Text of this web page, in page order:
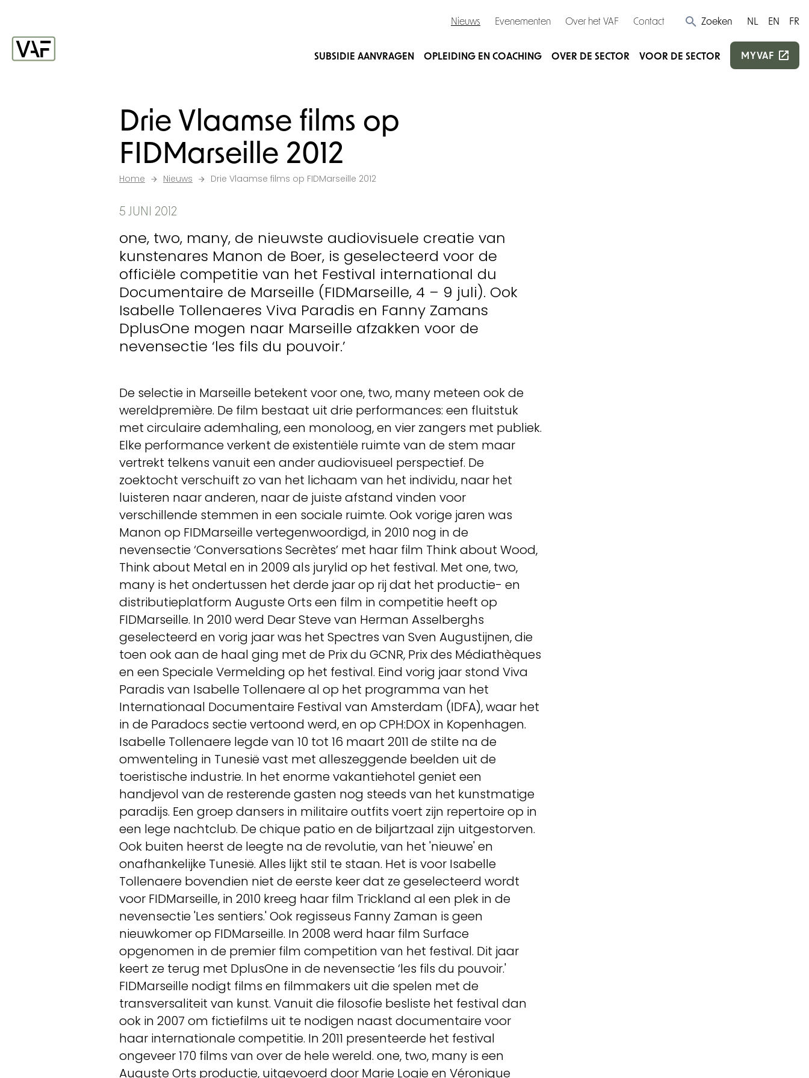
Nieuws Evenementen Over het VAF Contact Zoeken NL EN FR
SUBSIDIE AANVRAGEN OPLEIDING EN COACHING OVER DE SECTOR VOOR DE SECTOR MYVAF
Drie Vlaamse films op
FIDMarseille 2012
Home Nieuws Drie Vlaamse films op FIDMarseille 2012
5 JUNI 2012
one, two, many, de nieuwste audiovisuele creatie van
kunstenares Manon de Boer, is geselecteerd voor de
officiële competitie van het Festival international du
Documentaire de Marseille (FIDMarseille, 4 – 9 juli). Ook
Isabelle Tollenaeres Viva Paradis en Fanny Zamans
DplusOne mogen naar Marseille afzakken voor de
nevensectie ‘les fils du pouvoir.’
De selectie in Marseille betekent voor one, two, many meteen ook de
wereldpremière. De film bestaat uit drie performances: een fluitstuk
met circulaire ademhaling, een monoloog, en vier zangers met publiek.
Elke performance verkent de existentiële ruimte van de stem maar
vertrekt telkens vanuit een ander audiovisueel perspectief. De
zoektocht verschuift zo van het lichaam van het individu, naar het
luisteren naar anderen, naar de juiste afstand vinden voor
verschillende stemmen in een sociale ruimte. Ook vorige jaren was
Manon op FIDMarseille vertegenwoordigd, in 2010 nog in de
nevensectie ‘Conversations Secrètes’ met haar film Think about Wood,
Think about Metal en in 2009 als jurylid op het festival. Met one, two,
many is het ondertussen het derde jaar op rij dat het productie- en
distributieplatform Auguste Orts een film in competitie heeft op
FIDMarseille. In 2010 werd Dear Steve van Herman Asselberghs
geselecteerd en vorig jaar was het Spectres van Sven Augustijnen, die
toen ook aan de haal ging met de Prix du GCNR, Prix des Médiathèques
en een Speciale Vermelding op het festival. Eind vorig jaar stond Viva
Paradis van Isabelle Tollenaere al op het programma van het
Internationaal Documentaire Festival van Amsterdam (IDFA), waar het
in de Paradocs sectie vertoond werd, en op CPH:DOX in Kopenhagen.
Isabelle Tollenaere legde van 10 tot 16 maart 2011 de stilte na de
omwenteling in Tunesië vast met alleszeggende beelden uit de
toeristische industrie. In het enorme vakantiehotel geniet een
handjevol van de resterende gasten nog steeds van het kunstmatige
paradijs. Een groep dansers in militaire outfits voert zijn repertoire op in
een lege nachtclub. De chique patio en de biljartzaal zijn uitgestorven.
Ook buiten heerst de leegte na de revolutie, van het 'nieuwe' en
onafhankelijke Tunesië. Alles lijkt stil te staan. Het is voor Isabelle
Tollenaere bovendien niet de eerste keer dat ze geselecteerd wordt
voor FIDMarseille, in 2010 kreeg haar film Trickland al een plek in de
nevensectie 'Les sentiers.' Ook regisseus Fanny Zaman is geen
nieuwkomer op FIDMarseille. In 2008 werd haar film Surface
opgenomen in de premier film competition van het festival. Dit jaar
keert ze terug met DplusOne in de nevensectie ‘les fils du pouvoir.'
FIDMarseille nodigt films en filmmakers uit die spelen met de
transversaliteit van kunst. Vanuit die filosofie besliste het festival dan
ook in 2007 om fictiefilms uit te nodigen naast documentaire voor
haar internationale competitie. In 2011 presenteerde het festival
ongeveer 170 films van over de hele wereld. one, two, many is een
Auguste Orts productie, uitgevoerd door Marie Logie en Véronique